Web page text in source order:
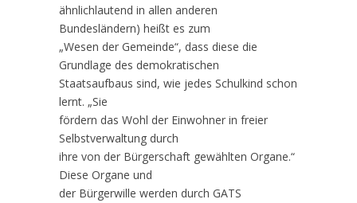
ähnlichlautend in allen anderen
Bundesländern) heißt es zum
„Wesen der Gemeinde“, dass diese die
Grundlage des demokratischen
Staatsaufbaus sind, wie jedes Schulkind schon
lernt. „Sie
fördern das Wohl der Einwohner in freier
Selbstverwaltung durch
ihre von der Bürgerschaft gewählten Organe.“
Diese Organe und
der Bürgerwille werden durch GATS